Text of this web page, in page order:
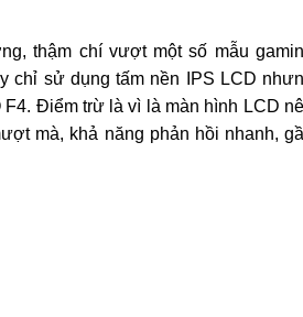
thậm chí vượt một số mẫu
chỉ sử dụng tấm nền IPS LCD
Điểm trừ là vì là màn hình LCD
mà, khả năng phản hồi nhanh,